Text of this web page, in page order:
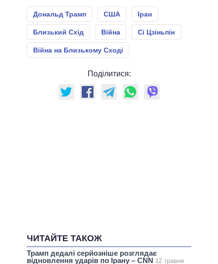
Дональд Трамп США Іран
Близький Схід Війна Сі Цзіньпін
Війна на Близькому Сході
Поділитися:
ЧИТАЙТЕ ТАКОЖ
Трамп дедалі серйозніше розглядає
відновлення ударів по Ірану – CNN 12 травня